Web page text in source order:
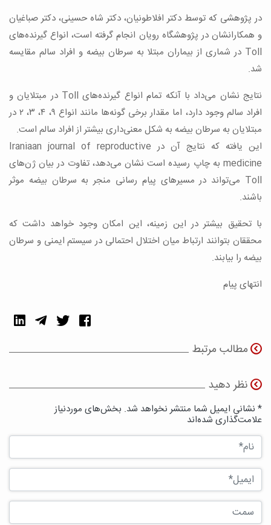
در پژوهشی که توسط دکتر افلاطونیان، دکتر شاه حسینی، دکتر صباغیان
و همکارانشان در پژوهشگاه رویان انجام گرفته است، انواع گیرنده‌‌‌‌‌‌‌‌‌های
Toll در شماری از بیماران مبتلا به سرطان بیضه و افراد سالم مقایسه
شد.
نتایج نشان می‌‌‌‌‌‌‌‌‌داد با آنکه تمام انواع گیرنده‌‌‌‌‌‌‌‌‌های Toll در مبتلایان و
افراد سالم وجود دارد، اما مقدار برخی گونه‌ها مانند انواع ۹، ۴، ۳، ۲ در
مبتلایان به سرطان بیضه به شکل معنی‌‌‌‌‌‌‌‌‌داری بیشتر از افراد سالم است.
این یافته که نتایج آن در Iraniaan journal of reproductive
medicine به چاپ رسیده است نشان می‌‌‌‌‌‌‌‌‌دهد، تفاوت در بیان ژن‌‌‌‌‌‌‌‌‌های
Toll می‌‌‌‌‌‌‌‌‌تواند در مسیر‌‌‌‌‌‌‌‌‌های پیام رسانی منجر به سرطان بیضه موثر
باشند.
با تحقیق بیشتر در این زمینه، این امکان وجود خواهد داشت که
محققان بتوانند ارتباط میان اختلال احتمالی در سیستم ایمنی و سرطان
بیضه را بیابند.
انتهای پیام
مطالب مرتبط
نظر دهید
* نشانی ایمیل شما منتشر نخواهد شد. بخش‌های موردنیاز
علامت‌گذاری شده‌اند